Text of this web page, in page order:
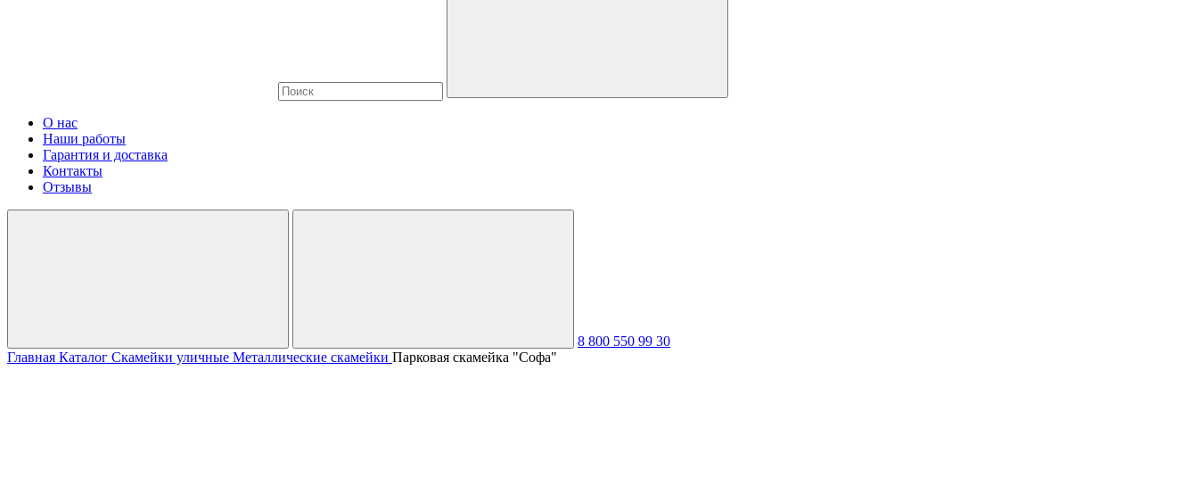
О нас
Наши работы
Гарантия и доставка
Контакты
Отзывы
8 800 550 99 30
Главная Каталог Скамейки уличные Металлические скамейки Парковая скамейка "Софа"